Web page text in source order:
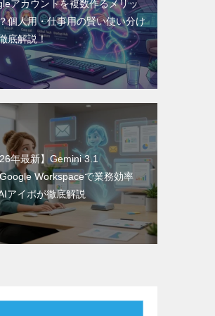
アカウントを複数作るメリッ
個人用・仕事用の賢い使い分け
底解説！
年最新】Gemini 3.1
Workspaceで業務効率
アイポが徹底解説